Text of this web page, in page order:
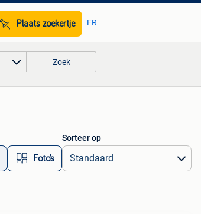
Plaats zoekertje FR
Zoek
Foto’s
Sorteer op